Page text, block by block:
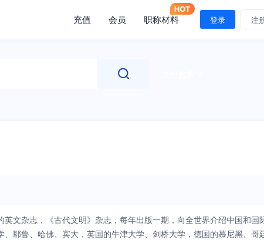
充值 会员 职称材料 登录 注
文杂志，《古代文明》杂志，每年出版一期，向全世界介绍中国和国
耶鲁、哈佛、宾大，英国的牛津大学、剑桥大学，德国的慕尼黑、哥